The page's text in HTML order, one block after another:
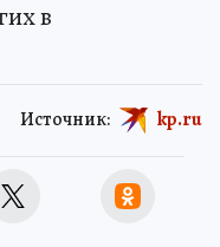
в
Источник: kp.ru